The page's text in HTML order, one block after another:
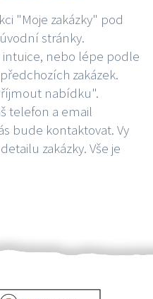
"Moje zakázky" pod
stránky.
nebo lépe podle
zakázek.
nabídku".
telefon a email
bude kontaktovat. Vy
zakázky. Vše je